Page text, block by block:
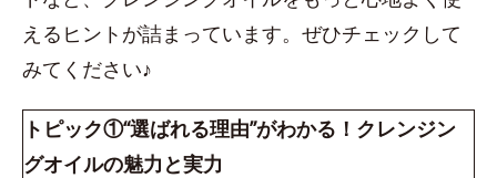
えるヒントが詰まっています。ぜひチェックして
みてください♪
トピック①“選ばれる理由”がわかる！クレンジン
グオイルの魅力と実力